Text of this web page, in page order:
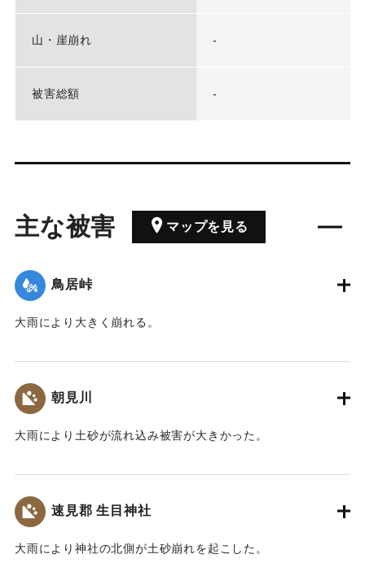
山・崖崩れ -
被害総額 -
主な被害 マップを見る
鳥居峠
大雨により大きく崩れる。
｜固有コード:00201014
朝見川
大雨により土砂が流れ込み被害が大きかった。
｜固有コード:00201015
速見郡 生目神社
大雨により神社の北側が土砂崩れを起こした。